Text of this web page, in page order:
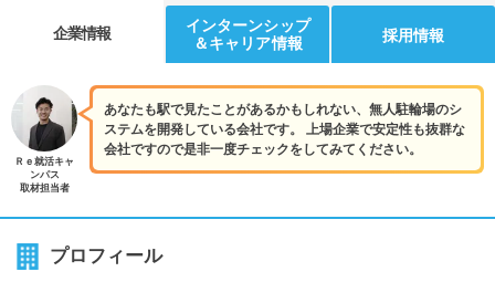
企業情報
インターンシップ
＆キャリア情報
採用情報
あなたも駅で見たことがあるかもしれない、無人駐輪場のシ
ステムを開発している会社です。 上場企業で安定性も抜群な
会社ですので是非一度チェックをしてみてください。
Ｒｅ就活キャ
ンパス
取材担当者
プロフィール